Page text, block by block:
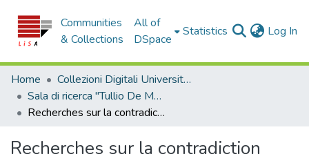
Communities
& Collections
All of
DSpace
Statistics Log In
Home
Collezioni Digitali Università della Calabria
Sala di ricerca "Tullio De Mauro"
Recherches sur la contradiction
Recherches sur la contradiction